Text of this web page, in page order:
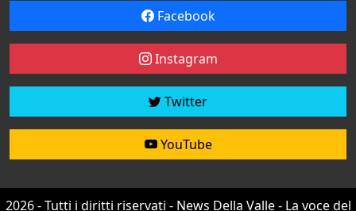
Facebook
Instagram
Twitter
YouTube
2026 - Tutti i diritti riservati - News Della Valle - La voce del